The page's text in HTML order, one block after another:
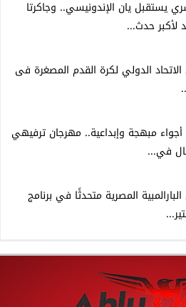
يستقبل يان الإندونيسي.. وجاكرتا
لأكبر حدث...
الدولي لكرة القدم المصغرة فى
مبهجة وإبداعية.. مهرجان ترفيهي
في...
المصرية متحدثًا في برنامج